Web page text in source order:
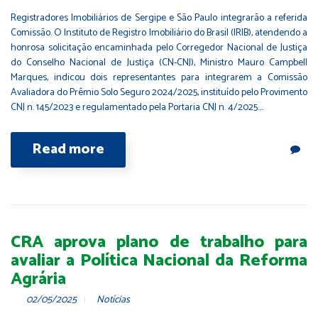
Registradores Imobiliários de Sergipe e São Paulo integrarão a referida
Comissão. O Instituto de Registro Imobiliário do Brasil (IRIB), atendendo a
honrosa solicitação encaminhada pelo Corregedor Nacional de Justiça
do Conselho Nacional de Justiça (CN-CNJ), Ministro Mauro Campbell
Marques, indicou dois representantes para integrarem a Comissão
Avaliadora do Prêmio Solo Seguro 2024/2025, instituído pelo Provimento
CNJ n. 145/2023 e regulamentado pela Portaria CNJ n. 4/2025.…
Read more
CRA aprova plano de trabalho para
avaliar a Política Nacional da Reforma
Agrária
02/05/2025 Notícias